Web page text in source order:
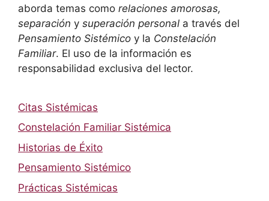
aborda temas como relaciones amorosas,
separación y superación personal a través del
Pensamiento Sistémico y la Constelación
Familiar. El uso de la información es
responsabilidad exclusiva del lector.
Citas Sistémicas
Constelación Familiar Sistémica
Historias de Éxito
Pensamiento Sistémico
Prácticas Sistémicas